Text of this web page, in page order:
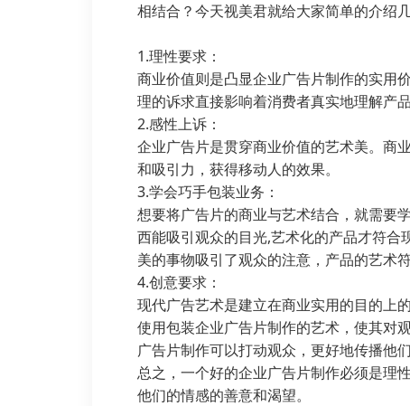
相结合？今天视美君就给大家简单的介绍几
1.理性要求：
商业价值则是凸显企业广告片制作的实用
理的诉求直接影响着消费者真实地理解产
2.感性上诉：
企业广告片是贯穿商业价值的艺术美。商
和吸引力，获得移动人的效果。
3.学会巧手包装业务：
想要将广告片的商业与艺术结合，就需要
西能吸引观众的目光,艺术化的产品才符
美的事物吸引了观众的注意，产品的艺术
4.创意要求：
现代广告艺术是建立在商业实用的目的上
使用包装企业广告片制作的艺术，使其对
广告片制作可以打动观众，更好地传播他们
总之，一个好的企业广告片制作必须是理
他们的情感的善意和渴望。